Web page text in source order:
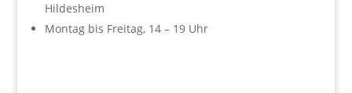
Hildesheim
Montag bis Freitag, 14 – 19 Uhr